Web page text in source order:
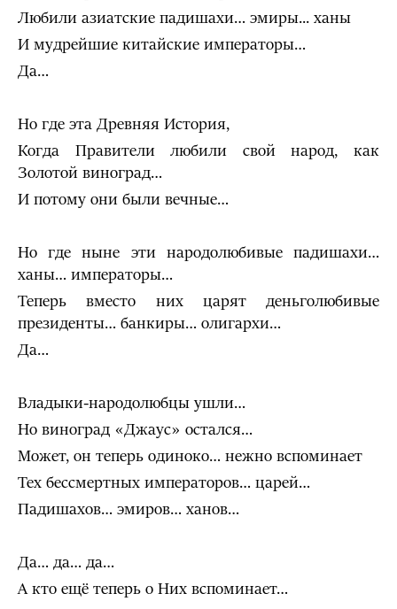
Любили азиатские падишахи… эмиры... ханы
И мудрейшие китайские императоры…
Да…
Но где эта Древняя История,
Когда Правители любили свой народ, как
Золотой виноград…
И потому они были вечные…
Но где ныне эти народолюбивые падишахи…
ханы… императоры…
Теперь вместо них царят деньголюбивые
президенты… банкиры… олигархи…
Да…
Владыки-народолюбцы ушли…
Но виноград «Джаус» остался…
Может, он теперь одиноко… нежно вспоминает
Тех бессмертных императоров… царей…
Падишахов… эмиров… ханов…
Да… да… да…
А кто ещё теперь о Них вспоминает…